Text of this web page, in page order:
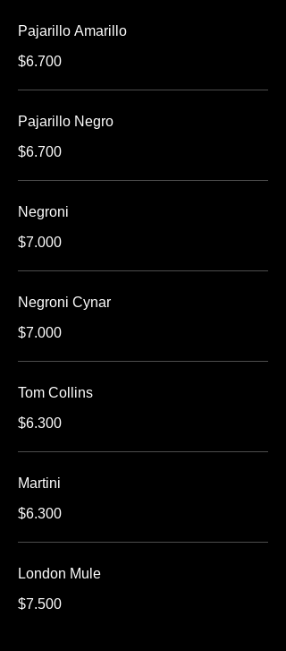
Pajarillo Amarillo
$6.700
Pajarillo Negro
$6.700
Negroni
$7.000
Negroni Cynar
$7.000
Tom Collins
$6.300
Martini
$6.300
London Mule
$7.500